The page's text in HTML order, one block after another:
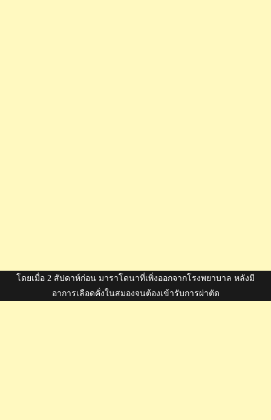
โดยเมื่อ 2 สัปดาห์ก่อน มาราโดนาที่เพิ่งออกจากโรงพยาบาล หลังมี
อาการเลือดคั่งในสมองจนต้องเข้ารับการผ่าตัด